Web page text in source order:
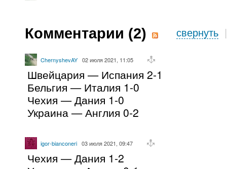
Комментарии (2) свернуть
ChernyshevAY 02 июля 2021, 11:05
Швейцария — Испания 2-1
Бельгия — Италия 1-0
Чехия — Дания 1-0
Украина — Англия 0-2
igor-bianconeri 03 июля 2021, 09:47
Чехия — Дания 1-2